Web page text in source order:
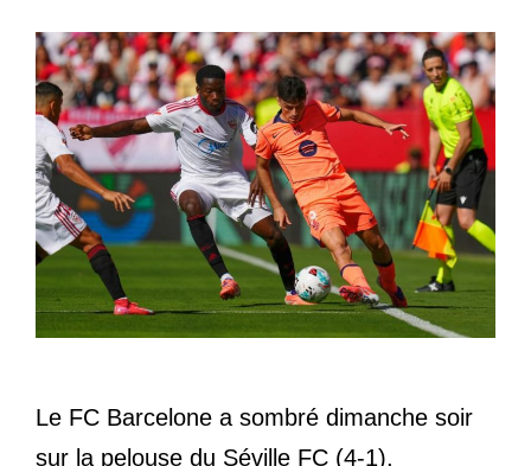
Le FC Barcelone a sombré dimanche soir
sur la pelouse du Séville FC (4-1),